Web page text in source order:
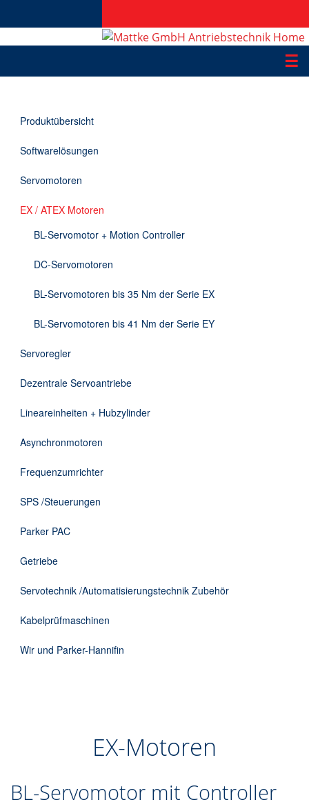
☰
Applikationen
Informationen
Downloads
Kontakt
Produktübersicht
Softwarelösungen
Servomotoren
EX / ATEX Motoren
BL-Servomotor + Motion Controller
DC-Servomotoren
BL-Servomotoren bis 35 Nm der Serie EX
BL-Servomotoren bis 41 Nm der Serie EY
Servoregler
Dezentrale Servoantriebe
Lineareinheiten + Hubzylinder
Asynchronmotoren
Frequenzumrichter
SPS /Steuerungen
Parker PAC
Getriebe
Servotechnik /Automatisierungstechnik Zubehör
Kabelprüfmaschinen
Wir und Parker-Hannifin
EX-Motoren
BL-Servomotor mit Controller